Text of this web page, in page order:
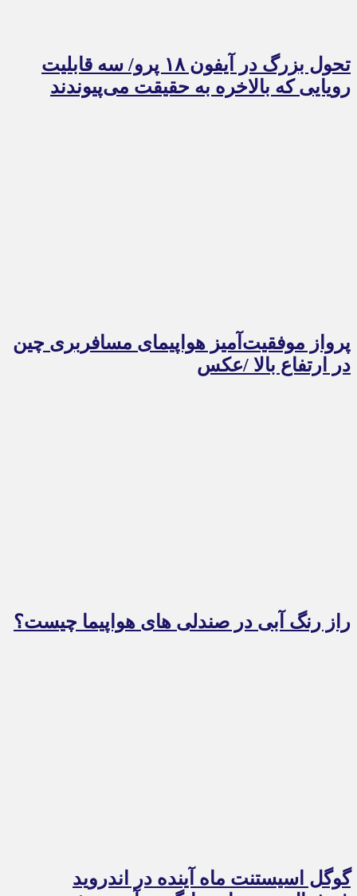
تحول بزرگ در آیفون ۱۸ پرو/ سه قابلیت
رویایی که بالاخره به حقیقت می‌پیوندند
پرواز موفقیت‌آمیز هواپیمای مسافربری چین
در ارتفاع بالا /عکس
راز رنگ آبی در صندلی های هواپیما چیست؟
گوگل اسیستنت ماه آینده در اندروید